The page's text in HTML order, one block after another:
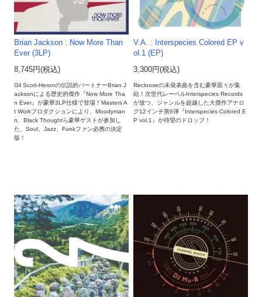
Brian Jackson : Now More Than
Ever (3LP)
8,745円(税込)
Gil Scott-Heronの伝説的パートナーBrian J
acksonによる歴史的傑作『Now More Tha
n Ever』が豪華3LP仕様で登場！Masters A
t Workプロダクションにより、Moodyman
n、Black Thoughtら豪華ゲストが参加し
た、Soul、Jazz、Funkファン必携の決定
版！
V.A. : Interspecies Colored EP v
ol.1 (EP)
3,300円(税込)
Reclooseの未発表曲を含む豪華面々が集
結！次世代レーベルInterspecies Records
が放つ、ジャンルを超越した大傑作アナロ
グ12インチ第6弾『Interspecies Colored E
P vol.1』が待望のドロップ！